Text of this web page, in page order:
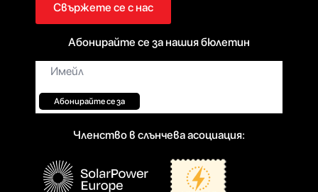
Свържете се с нас
Абонирайте се за нашия бюлетин
Имейл*
Абонирайте се за
Членство в слънчева асоциация: